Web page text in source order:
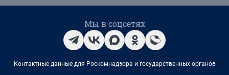
Мы в соцсетях
Контактные данные для Роскомнадзора и государственных органов